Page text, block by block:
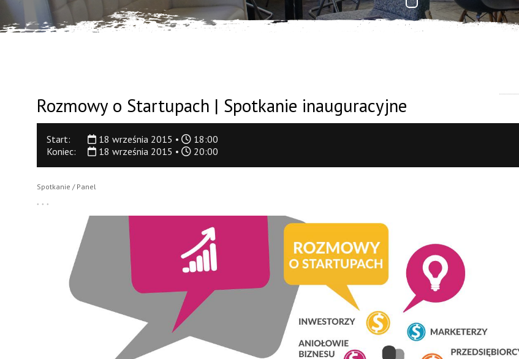
Rozmowy o Startupach | Spotkanie inauguracyjne
Start: 18 września 2015 •
18:00
Koniec:
18 września 2015 • 20:00
Spotkanie / Panel